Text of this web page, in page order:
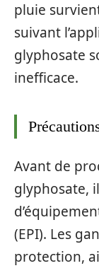
pluie
suivant
glyphosate
inefficace.
Avant de
glyphosate,
(EPI). Les
protection,